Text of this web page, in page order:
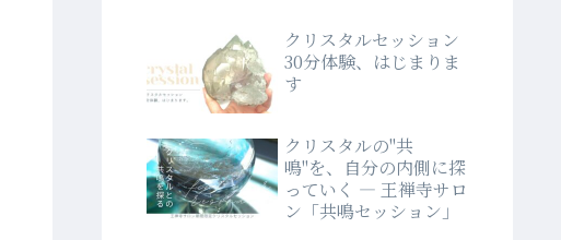
クリスタルセッション
30分体験、はじまりま
す
クリスタルの"共
鳴"を、自分の内側に探
っていく ― 王禅寺サロ
ン「共鳴セッション」